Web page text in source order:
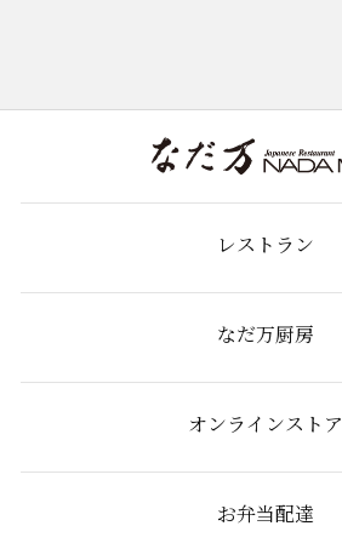
レストラン
なだ万厨房
オンラインストア
お弁当配達